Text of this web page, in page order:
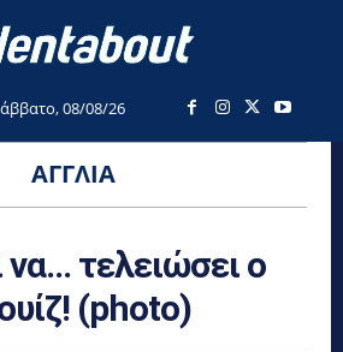
08/08/26
ΑΓΓΛΊΑ
να… τελειώσει ο
(photo)